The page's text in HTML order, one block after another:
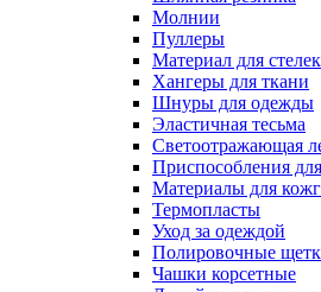
Молнии
Пуллеры
Материал для стелек
Хангеры для ткани
Шнуры для одежды
Эластичная тесьма
Светоотражающая
Приспособления
Материалы для
Термопласты
Уход за одеждой
Полировочные
Чашки корсетные